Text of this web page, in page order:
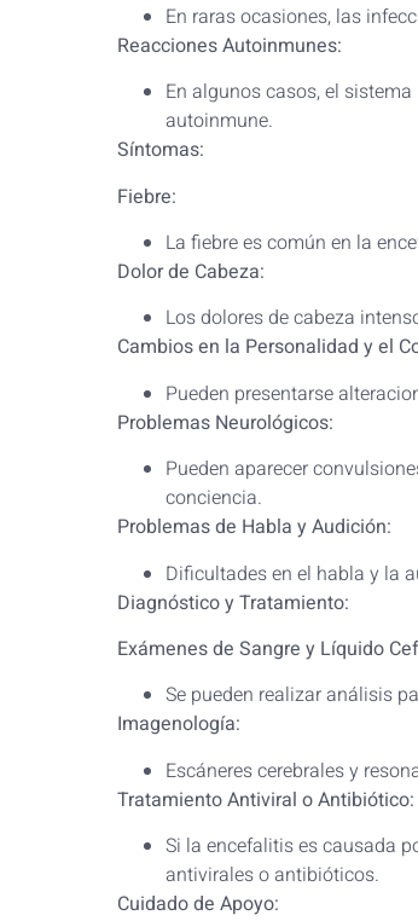
En raras ocasiones, las
Reacciones Autoinmunes:
En algunos casos, el
autoinmune.
Síntomas:
Fiebre:
La fiebre es común en la
Dolor de Cabeza:
Los dolores de cabeza
Cambios en la Personalidad y el
Pueden presentarse
Problemas Neurológicos:
Pueden aparecer
conciencia.
Problemas de Habla y Audición:
Dificultades en el habla y la
Diagnóstico y Tratamiento:
Exámenes de Sangre y Líquido
Se pueden realizar análisis
Imagenología:
Escáneres cerebrales y
Tratamiento Antiviral o Antibiótico:
Si la encefalitis es causada
antivirales o antibióticos.
Cuidado de Apoyo: